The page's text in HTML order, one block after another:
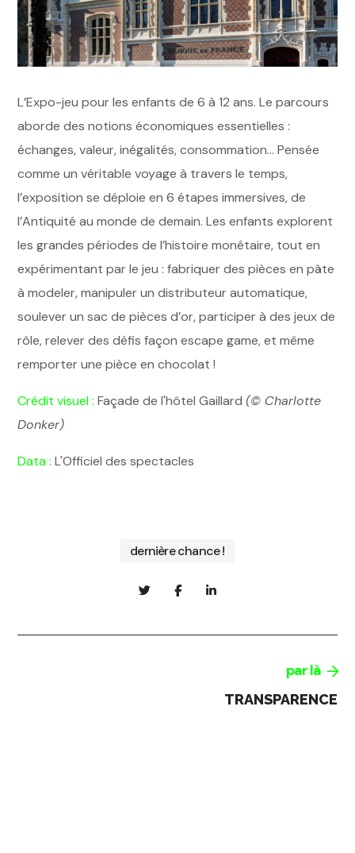
L’Expo-jeu pour les enfants de 6 à 12 ans. Le parcours
aborde des notions économiques essentielles :
échanges, valeur, inégalités, consommation… Pensée
comme un véritable voyage à travers le temps,
l’exposition se déploie en 6 étapes immersives, de
l’Antiquité au monde de demain. Les enfants explorent
les grandes périodes de l’histoire monétaire, tout en
expérimentant par le jeu : fabriquer des pièces en pâte
à modeler, manipuler un distributeur automatique,
soulever un sac de pièces d’or, participer à des jeux de
rôle, relever des défis façon escape game, et même
remporter une pièce en chocolat !
Crédit visuel : Façade de l'hôtel Gaillard (© Charlotte
Donker)
Data : L'Officiel des spectacles
dernière chance !
par là
TRANSPARENCE